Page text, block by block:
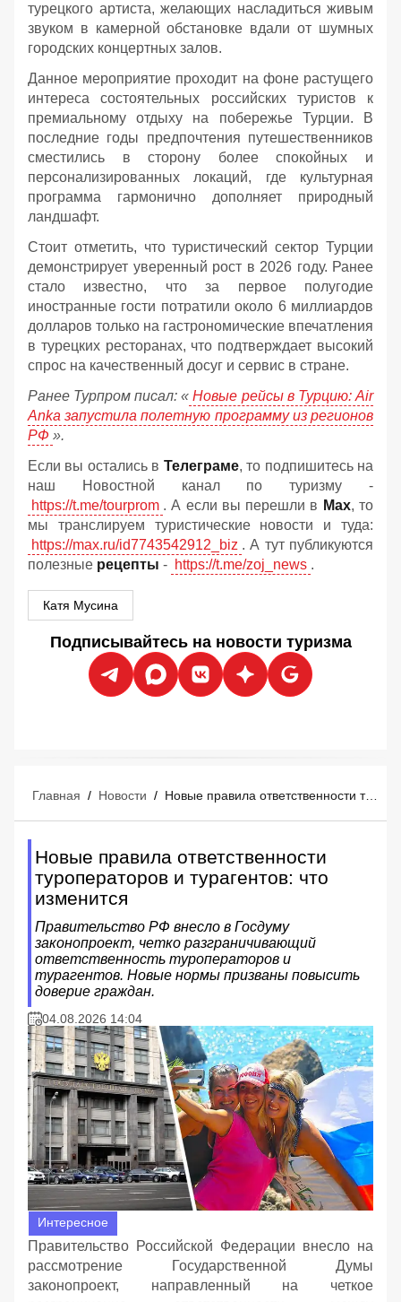
турецкого артиста, желающих насладиться живым
звуком в камерной обстановке вдали от шумных
городских концертных залов.
Данное мероприятие проходит на фоне растущего
интереса состоятельных российских туристов к
премиальному отдыху на побережье Турции. В
последние годы предпочтения путешественников
сместились в сторону более спокойных и
персонализированных локаций, где культурная
программа гармонично дополняет природный
ландшафт.
Стоит отметить, что туристический сектор Турции
демонстрирует уверенный рост в 2026 году. Ранее
стало известно, что за первое полугодие
иностранные гости потратили около 6 миллиардов
долларов только на гастрономические впечатления
в турецких ресторанах, что подтверждает высокий
спрос на качественный досуг и сервис в стране.
Ранее Турпром писал: « Новые рейсы в Турцию: Air
Anka запустила полетную программу из регионов
РФ ».
Если вы остались в Телеграме, то подпишитесь на
наш Новостной канал по туризму -
https://t.me/tourprom . А если вы перешли в Мах, то
мы транслируем туристические новости и туда:
https://max.ru/id7743542912_biz . А тут публикуются
полезные рецепты - https://t.me/zoj_news .
Катя Мусина
Подписывайтесь на новости туризма
Главная / Новости / Новые правила ответственности туроператоров и турагентов: что изменится
Новые правила ответственности
туроператоров и турагентов: что
изменится
Правительство РФ внесло в Госдуму
законопроект, четко разграничивающий
ответственность туроператоров и
турагентов. Новые нормы призваны повысить
доверие граждан.
04.08.2026 14:04
Интересное
Правительство Российской Федерации внесло на
рассмотрение Государственной Думы
законопроект, направленный на четкое